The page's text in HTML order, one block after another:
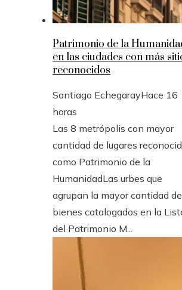
Patrimonio de la
en las ciudades con más
reconocidos
Santiago EchegarayHace 16
horas
Las 8 metrópolis con mayor
cantidad de lugares
como Patrimonio de la
HumanidadLas urbes que
agrupan la mayor cantidad de
bienes catalogados en la
del Patrimonio M...